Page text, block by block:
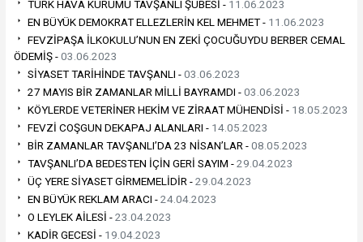
TÜRK HAVA KURUMU TAVŞANLI ŞUBESİ - 11.06.2023
EN BÜYÜK DEMOKRAT ELLEZLERİN KEL MEHMET - 11.06.2023
FEVZİPAŞA İLKOKULU’NUN EN ZEKİ ÇOCUĞUYDU BERBER CEMAL
ÖDEMİŞ -03.06.2023
SİYASET TARİHİNDE TAVŞANLI -03.06.2023
27 MAYIS BİR ZAMANLAR MİLLİ BAYRAMDI -03.06.2023
KÖYLERDE VETERİNER HEKİM VE ZİRAAT MÜHENDİSİ - 18.05.2023
FEVZİ COŞGUN DEKAPAJ ALANLARI - 14.05.2023
BİR ZAMANLAR TAVŞANLI’DA 23 NİSAN’LAR -08.05.2023
TAVŞANLI’DA BEDESTEN İÇİN GERİ SAYIM -29.04.2023
ÜÇ YERE SİYASET GİRMEMELİDİR -29.04.2023
EN BÜYÜK REKLAM ARACI -24.04.2023
O LEYLEK AİLESİ -23.04.2023
KADİR GECESİ - 19.04.2023